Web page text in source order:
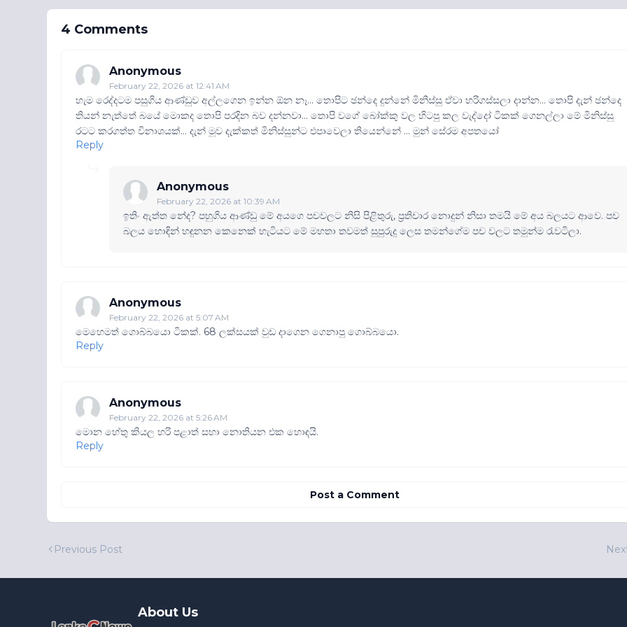
4 Comments
Anonymous
February 22, 2026 at 12:41 AM
හැම රෙද්දටම පසුගිය ආණ්ඩුව අල්ලගෙන ඉන්න ඕන නෑ... තොපිට ඡන්දෙ දුන්නේ මිනිස්සු ඒවා හරිගස්සලා දාන්න... තොපි දැන් ඡන්දෙ
තියන් නැත්තේ බයේ මොකද තොපි පරදින බව දන්නවා... තොපි වගේ බෝක්කු වල හිටපු කල වැද්දෝ ටිකක් ගෙනල්ලා මේ මිනිස්සු
රටට කරගත්ත විනාශයක්... දැන් මූව දැක්කත් මිනිස්සුන්ට එපාවෙලා තියෙන්නේ ... මුන් සේරම අපතයෝ
Reply
Anonymous
February 22, 2026 at 10:39 AM
ඉතිං ඇත්ත නේද? පහුගිය ආණ්ඩු මේ අයගෙ පචවලට නිසි පිළිතුරු, ප්‍රතිචාර නොදුන් නිසා තමයි මේ අය බලයට ආවෙ. පච
බලය හොඳින් හඳුනන කෙනෙක් හැටියට මේ මහතා තවමත් සුපුරුදු ලෙස තමන්ගේම පච වලට තමුන්ම රැවටිලා.
Anonymous
February 22, 2026 at 5:07 AM
මෙහෙමත් ගොබ්බයො ටිකක්. 68 ලක්සයක් වුඩ දාගෙන ගෙනාපු ගොබ්බයො.
Reply
Anonymous
February 22, 2026 at 5:26 AM
මොන හේතු කියල හරි පළාත් සභා නොතියන එක හොඳයි.
Reply
Post a Comment
Previous Post
About Us